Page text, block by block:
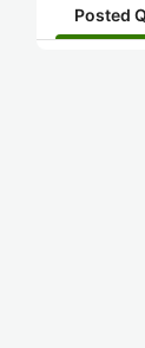
Posted